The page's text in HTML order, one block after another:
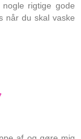
rigtige gode
når du skal vaske